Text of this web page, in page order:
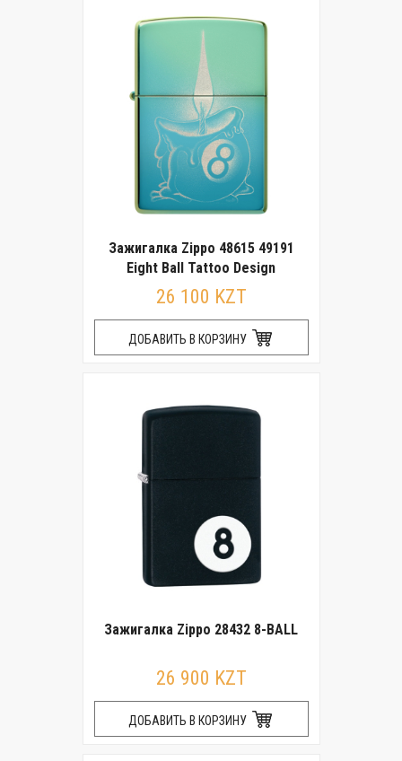
Зажигалка Zippo 48615 49191
Eight Ball Tattoo Design
26 100 KZT
ДОБАВИТЬ В КОРЗИНУ
Зажигалка Zippo 28432 8-BALL
26 900 KZT
ДОБАВИТЬ В КОРЗИНУ